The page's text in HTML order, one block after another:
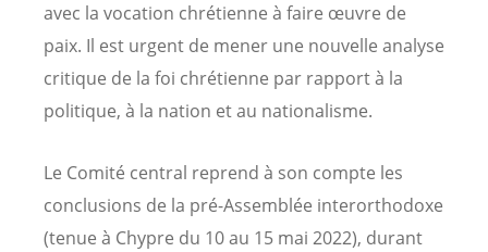
avec la vocation chrétienne à faire œuvre de
paix. Il est urgent de mener une nouvelle analyse
critique de la foi chrétienne par rapport à la
politique, à la nation et au nationalisme.
Le Comité central reprend à son compte les
conclusions de la pré-Assemblée interorthodoxe
(tenue à Chypre du 10 au 15 mai 2022), durant